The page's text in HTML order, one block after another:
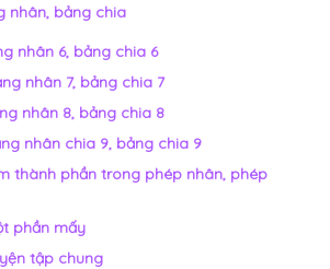
nhân, bảng chia
nhân 6, bảng chia 6
nhân 7, bảng chia 7
nhân 8, bảng chia 8
nhân chia 9, bảng chia 9
thành phần trong phép nhân, phép
phần mấy
tập chung